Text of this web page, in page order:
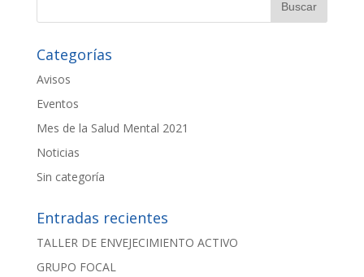
Categorías
Avisos
Eventos
Mes de la Salud Mental 2021
Noticias
Sin categoría
Entradas recientes
TALLER DE ENVEJECIMIENTO ACTIVO
GRUPO FOCAL